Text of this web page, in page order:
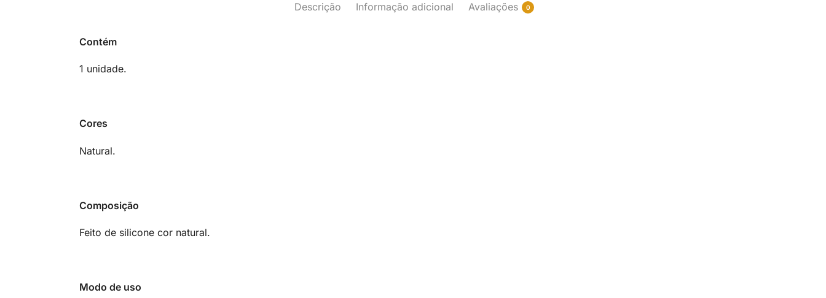
Descrição Informação adicional Avaliações 0
Contém
1 unidade.
Cores
Natural.
Composição
Feito de silicone cor natural.
Modo de uso